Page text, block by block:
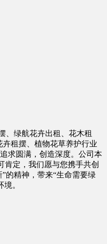
、绿航花卉出租、花木租
租摆、植物花草养护行业
求圆满，创造深度。公司本
肯定，我们愿与您携手共创
的精神，带来“生命需要绿
。